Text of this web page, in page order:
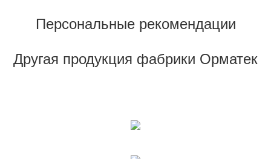
Персональные рекомендации
Другая продукция фабрики Орматек